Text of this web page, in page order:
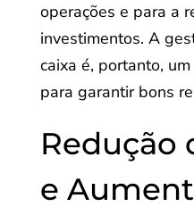
operações e para a
investimentos. A
caixa é, portanto,
para garantir bons
Redução
e